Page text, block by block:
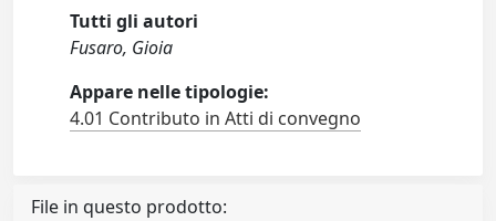
Tutti gli autori
Fusaro, Gioia
Appare nelle tipologie:
4.01 Contributo in Atti di convegno
File in questo prodotto: